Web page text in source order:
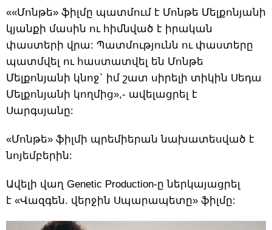
««Մոնթե» ֆիլմը պատմում է Մոնթե Մելքոնյանի
կյանքի մասին ու հիմնված է իրական
փաստերի վրա: Պատմությունն ու փաստերը
պատմվել ու հաստատվել են Մոնթե
Մելքոնյանի կնոջ` իմ շատ սիրելի տիկին Սեդա
Մելքոնյանի կողմից»,- ավելացրել է
Սարգսյանը:
«Մոնթե» ֆիլմի պրեմիերան նախատեսված է
նոյեմբերին:
Ավելի վաղ Genetic Production-ը ներկայացրել
է «Վազգեն. վերջին Սպարապետը» ֆիլմը: